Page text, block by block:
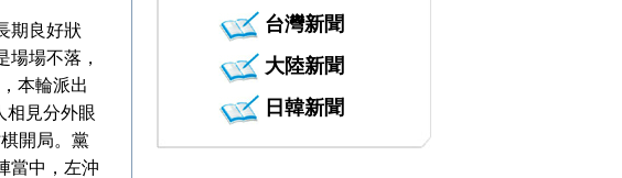
期良好狀
場不落，
本輪派出
相見分外眼
開局。黨
當中，左沖
台灣新聞
大陸新聞
日韓新聞